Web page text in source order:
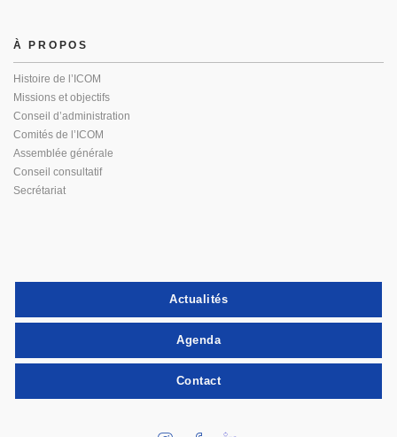
À PROPOS
Histoire de l’ICOM
Missions et objectifs
Conseil d’administration
Comités de l’ICOM
Assemblée générale
Conseil consultatif
Secrétariat
Actualités
Agenda
Contact